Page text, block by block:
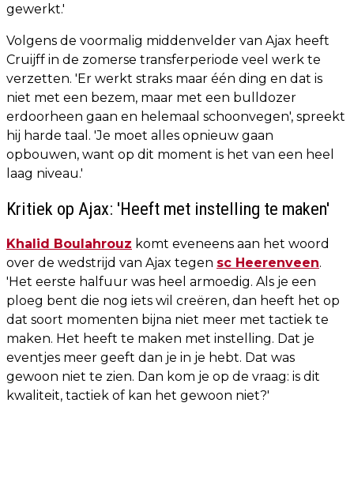
gewerkt.'
Volgens de voormalig middenvelder van Ajax heeft
Cruijff in de zomerse transferperiode veel werk te
verzetten. 'Er werkt straks maar één ding en dat is
niet met een bezem, maar met een bulldozer
erdoorheen gaan en helemaal schoonvegen', spreekt
hij harde taal. 'Je moet alles opnieuw gaan
opbouwen, want op dit moment is het van een heel
laag niveau.'
Kritiek op Ajax: 'Heeft met instelling te maken'
Khalid Boulahrouz komt eveneens aan het woord
over de wedstrijd van Ajax tegen sc Heerenveen.
'Het eerste halfuur was heel armoedig. Als je een
ploeg bent die nog iets wil creëren, dan heeft het op
dat soort momenten bijna niet meer met tactiek te
maken. Het heeft te maken met instelling. Dat je
eventjes meer geeft dan je in je hebt. Dat was
gewoon niet te zien. Dan kom je op de vraag: is dit
kwaliteit, tactiek of kan het gewoon niet?'